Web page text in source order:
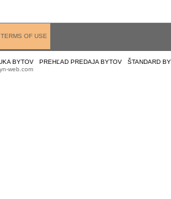
TERMS OF USE
BYTOV PREHĽAD PREDAJA BYTOV
ŠTANDARD
web.com